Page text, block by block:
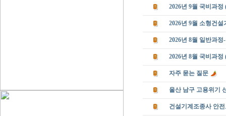
2026년 9월 국비과
2026년 9월 소형건
2026년 8월 일반과정
2026년 8월 국비과
자주 묻는 질문
울산 남구 고용위기
건설기계조종사 안